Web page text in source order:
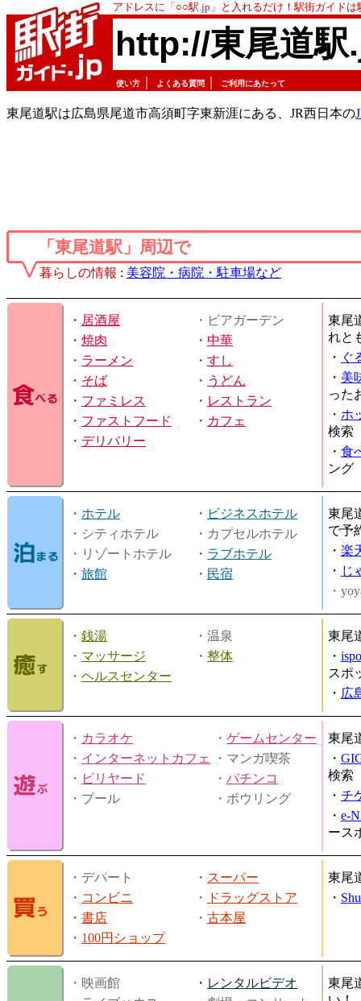
アドレスに「○○駅.jp」と入れるだけ！駅街ガイド
http://東尾道駅
使い方 よくある質問 ご利用にあたって
東尾道駅は広島県尾道市高須町字東新涯にある、JR西日本の
「東尾道駅」周辺で
暮らしの情報 : 美容院・病院・駐車場など
・ 居酒屋
・ビアガーデン
・ 焼肉 ・ 中華
・ ラーメン ・ すし
・ そば ・ うどん
・ ファミレス ・ レストラン
・ ファストフード ・ カフェ
・ デリバリー
東尾
れと
・ ぐ
・ 美
った
・ ホ
検索
・ 食
ング
・ ホテル ・ ビジネスホテル
・シティホテル
・カプセルホテル
・リゾートホテル
・ ラブホテル
・ 旅館 ・ 民宿
東尾
で予
・ 楽
・ じ
・
・ 銭湯
・温泉
・ マッサージ ・ 整体
・ ヘルスセンター
東尾
・
スポ
・ 広
・ カラオケ ・ ゲームセンター
・ インターネットカフェ
・マンガ喫茶
・ ビリヤード ・ パチンコ
・プール
・ボウリング
東尾
・
検索
・ チ
・ e-
ース
・デパート ・ スーパー
・ コンビニ ・
ドラッグストア
・ 書店 ・ 古本屋
・ 100円ショップ
東尾
・
・映画館 ・ レンタルビデオ
東尾